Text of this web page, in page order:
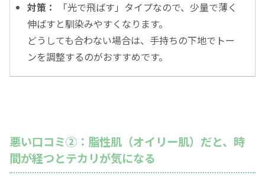
対策：
「光で飛ばす」タイプなので、少量で薄く
伸ばすと馴染みやすくなります。
どうしても合わない場合は、手持ちの下地でトー
ンを調整するのがおすすめです。
悪い口コミ②：脂性肌（オイリー肌）だと、時
間が経つとテカリが気になる